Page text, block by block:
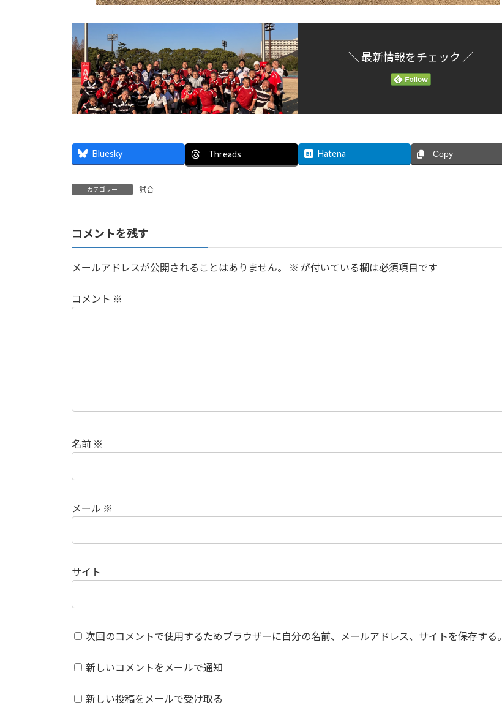
＼ 最新情報をチェック ／
Bluesky Threads Hatena Copy
カテゴリー 試合
コメントを残す
メールアドレスが公開されることはありません。 ※ が付いている欄は必須項目です
コメント ※
名前 ※
メール ※
サイト
次回のコメントで使用するためブラウザーに自分の名前、メールアドレス、サイトを保存する。
新しいコメントをメールで通知
新しい投稿をメールで受け取る